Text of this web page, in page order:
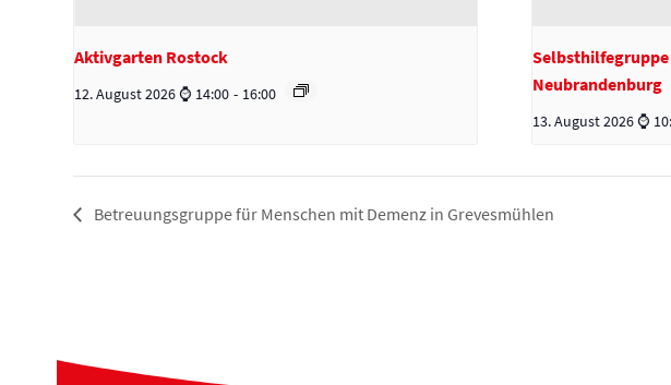
Aktivgarten Rostock
12. August 2026 ⌚ 14:00 - 16:00
Selbsthilfegruppe
Neubrandenburg
13. August 2026 ⌚
Betreuungsgruppe für Menschen mit Demenz in Grevesmühlen